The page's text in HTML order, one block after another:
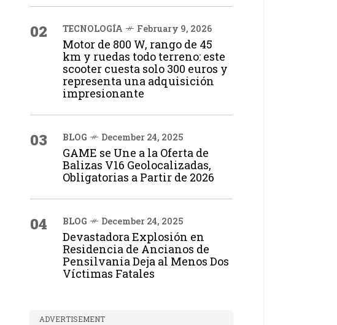
02 TECNOLOGÍA February 9, 2026
Motor de 800 W, rango de 45
km y ruedas todo terreno: este
scooter cuesta solo 300 euros y
representa una adquisición
impresionante
03 BLOG December 24, 2025
GAME se Une a la Oferta de
Balizas V16 Geolocalizadas,
Obligatorias a Partir de 2026
04 BLOG December 24, 2025
Devastadora Explosión en
Residencia de Ancianos de
Pensilvania Deja al Menos Dos
Víctimas Fatales
ADVERTISEMENT